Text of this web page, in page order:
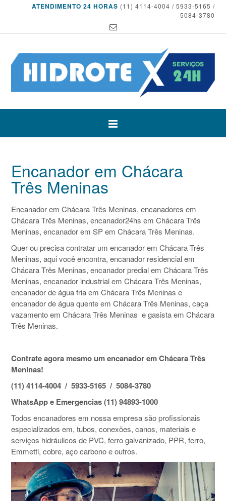
ATENDIMENTO 24 HORAS (11) 4114-4004 / 5933-5165 /
5084-3780
Encanador em Chácara
Três Meninas
Encanador em Chácara Três Meninas, encanadores em
Chácara Três Meninas, encanador24hs em Chácara Três
Meninas, encanador em SP em Chácara Três Meninas.
Quer ou precisa contratar um encanador em Chácara Três
Meninas, aqui você encontra, encanador residencial em
Chácara Três Meninas, encanador predial em Chácara Três
Meninas, encanador industrial em Chácara Três Meninas,
encanador de água fria em Chácara Três Meninas e
encanador de água quente em Chácara Três Meninas, caça
vazamento em Chácara Três Meninas e gasista em Chácara
Três Meninas.
Contrate agora mesmo um encanador em Chácara Três
Meninas!
(11) 4114-4004 / 5933-5165 / 5084-3780
WhatsApp e Emergencias (11) 94893-1000
Todos encanadores em nossa empresa são profissionais
especializados em, tubos, conexões, canos, materiais e
serviços hidráulicos de PVC, ferro galvanizado, PPR, ferro,
Emmetti, cobre, aço carbono e outros.